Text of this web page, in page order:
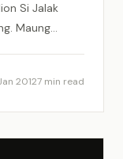
Si Jalak
Maung
20127 min read